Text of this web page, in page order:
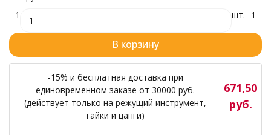
1
шт. 1
В корзину
-15% и бесплатная доставка при
единовременном заказе от 30000 руб.
(действует только на режущий инструмент,
гайки и цанги)
671,50
руб.